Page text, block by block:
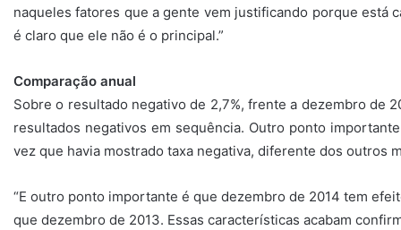
naqueles fatores que a gente vem justificando porque está
é claro que ele não é o principal.”
Comparação anual
Sobre o resultado negativo de 2,7%, frente a dezembro de
resultados negativos em sequência. Outro ponto
vez que havia mostrado taxa negativa, diferente dos outros
“E outro ponto importante é que dezembro de 2014 tem
que dezembro de 2013. Essas características acabam